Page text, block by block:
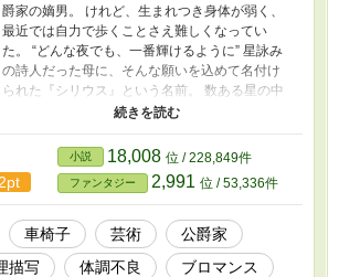
爵家の嫡男。 けれど、生まれつき身体が弱く、
最近では自力で歩くことさえ難しくなってい
た。 “どんな夜でも、一番輝けるように” 星詠み
の詩人だった母に、そんな願いを込めて名付け
られた『シリウス』という名前。 数ある星の中
で最も強く輝くその名は、今ではシリウスにと
っていた。 冬に咲く花『フィオレイス』を愛
し、その一瞬の光や温度を絵画や音楽として残
そうとするシリウス。 しかし創作に没頭する
度、身体は壊れていく。 過保護な母の愛情。 静
かに寄り添う侍女リゼット。 そして、作品の奥
にある“シリウス自身”を見つめてくれる従兄弟・
セオミール。 これは、輝ききれなかった少年
小説 18,008 位 / 228,849件
ファンタジー 2,991 位 / 53,336件
車椅子 芸術
公爵家
描写 体調不良
ブロマンス